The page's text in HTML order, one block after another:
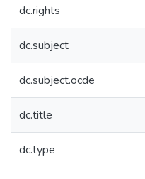
dc.rights
dc.subject
dc.subject.ocde
dc.title
dc.type